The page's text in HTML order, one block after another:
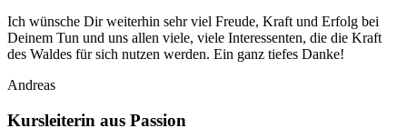
Ich wünsche Dir weiterhin sehr viel Freude, Kraft und Erfolg bei
Deinem Tun und uns allen viele, viele Interessenten, die die Kraft
des Waldes für sich nutzen werden. Ein ganz tiefes Danke!
Andreas
Kursleiterin aus Passion